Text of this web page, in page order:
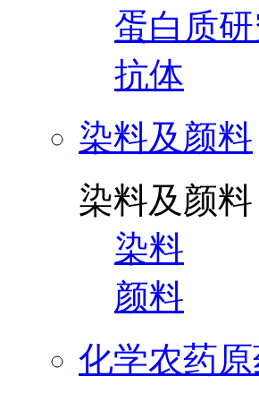
蛋白质
抗体
染料及颜料
染料及颜料
染料
颜料
化学农药